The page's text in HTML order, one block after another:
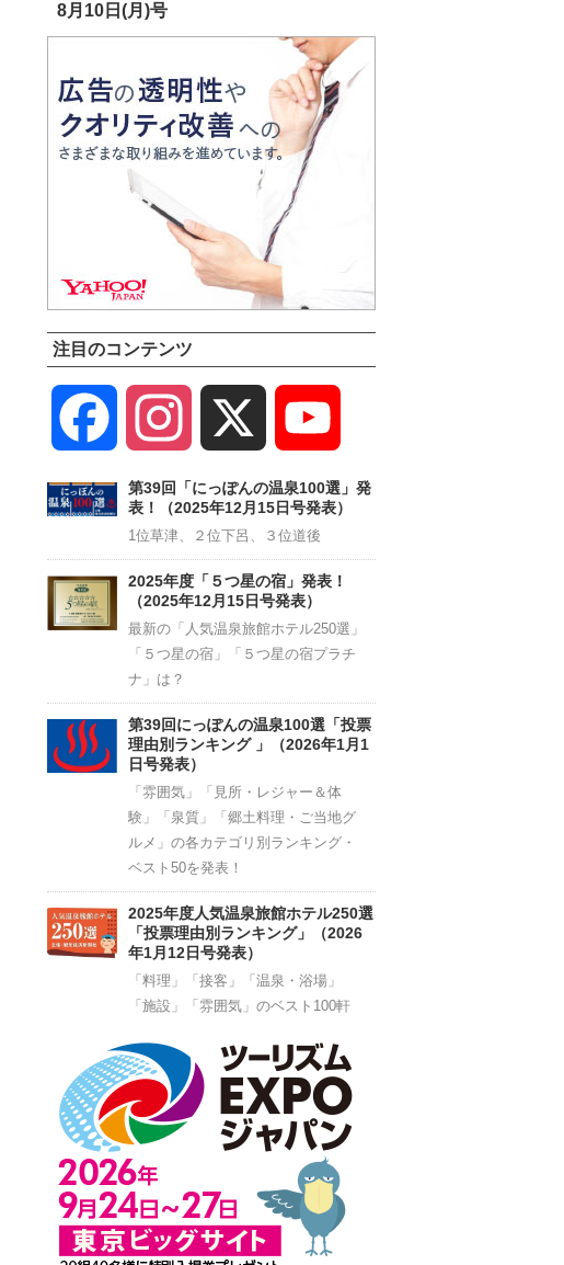
8月10日(月)号
注目のコンテンツ
Facebook Instagram
Channel
第39回「にっぽんの温泉100選」発
表！（2025年12月15日号発表）
1位草津、２位下呂、３位道後
2025年度「５つ星の宿」発表！
（2025年12月15日号発表）
最新の「人気温泉旅館ホテル250選」
「５つ星の宿」「５つ星の宿プラチ
ナ」は？
第39回にっぽんの温泉100選「投票
理由別ランキング 」（2026年1月1
日号発表）
「雰囲気」「見所・レジャー＆体
験」「泉質」「郷土料理・ご当地グ
ルメ」の各カテゴリ別ランキング・
ベスト50を発表！
2025年度人気温泉旅館ホテル250選
「投票理由別ランキング」（2026
年1月12日号発表）
「料理」「接客」「温泉・浴場」
「施設」「雰囲気」のベスト100軒